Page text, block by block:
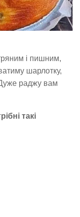
і пишним,
шарлотку,
раджу вам
такі